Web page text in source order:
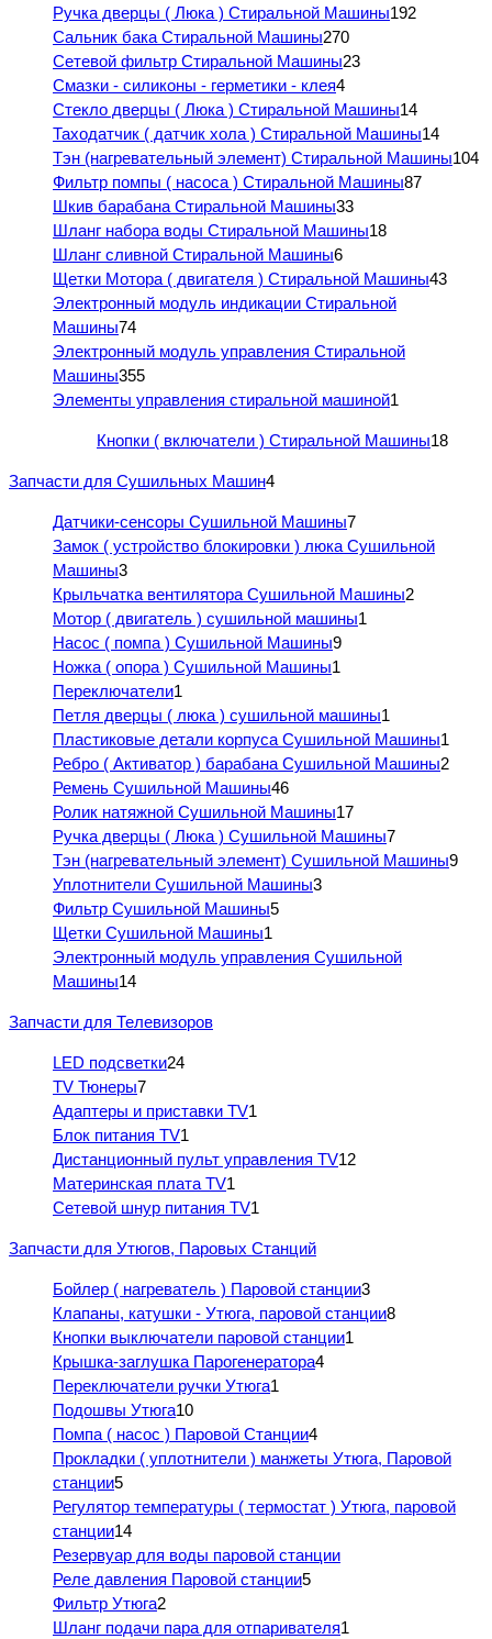
Ручка дверцы ( Люка ) Стиральной Машины192
Сальник бака Стиральной Машины270
Сетевой фильтр Стиральной Машины23
Смазки - силиконы - герметики - клея4
Стекло дверцы ( Люка ) Стиральной Машины14
Таходатчик ( датчик хола ) Стиральной Машины14
Тэн (нагревательный элемент) Стиральной Машины104
Фильтр помпы ( насоса ) Стиральной Машины87
Шкив барабана Стиральной Машины33
Шланг набора воды Стиральной Машины18
Шланг сливной Стиральной Машины6
Щетки Мотора ( двигателя ) Стиральной Машины43
Электронный модуль индикации Стиральной
Машины74
Электронный модуль управления Стиральной
Машины355
Элементы управления стиральной машиной1
Кнопки ( включатели ) Стиральной Машины18
Запчасти для Сушильных Машин4
Датчики-сенсоры Сушильной Машины7
Замок ( устройство блокировки ) люка Сушильной
Машины3
Крыльчатка вентилятора Сушильной Машины2
Мотор ( двигатель ) сушильной машины1
Насос ( помпа ) Сушильной Машины9
Ножка ( опора ) Сушильной Машины1
Переключатели1
Петля дверцы ( люка ) сушильной машины1
Пластиковые детали корпуса Сушильной Машины1
Ребро ( Активатор ) барабана Сушильной Машины2
Ремень Сушильной Машины46
Ролик натяжной Сушильной Машины17
Ручка дверцы ( Люка ) Сушильной Машины7
Тэн (нагревательный элемент) Сушильной Машины9
Уплотнители Сушильной Машины3
Фильтр Сушильной Машины5
Щетки Сушильной Машины1
Электронный модуль управления Сушильной
Машины14
Запчасти для Телевизоров
LED подсветки24
TV Тюнеры7
Адаптеры и приставки TV1
Блок питания TV1
Дистанционный пульт управления TV12
Материнская плата TV1
Сетевой шнур питания TV1
Запчасти для Утюгов, Паровых Станций
Бойлер ( нагреватель ) Паровой станции3
Клапаны, катушки - Утюга, паровой станции8
Кнопки выключатели паровой станции1
Крышка-заглушка Парогенератора4
Переключатели ручки Утюга1
Подошвы Утюга10
Помпа ( насос ) Паровой Станции4
Прокладки ( уплотнители ) манжеты Утюга, Паровой
станции5
Регулятор температуры ( термостат ) Утюга, паровой
станции14
Резервуар для воды паровой станции
Реле давления Паровой станции5
Фильтр Утюга2
Шланг подачи пара для отпаривателя1